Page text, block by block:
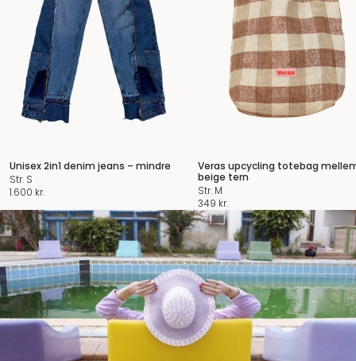
Unisex 2in1 denim jeans – mindre
Str. S
1.600 kr.
Veras upcycling totebag
beige tern
Str. M
349 kr.